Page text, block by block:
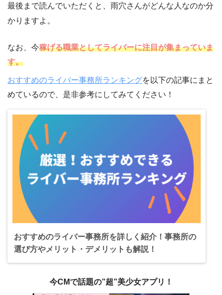
最後まで読んでいただくと、雨穴さんがどんな人なのか分
かりますよ。
なお、今稼げる職業としてライバーに注目が集まっていま
す。
おすすめのライバー事務所ランキングを以下の記事にまと
めているので、是非参考にしてみてください！
おすすめのライバー事務所を詳しく紹介！事務所の
選び方やメリット・デメリットも解説！
今CMで話題の”超”美少女アプリ！